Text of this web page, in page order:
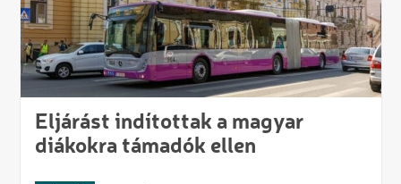
Eljárást indítottak a magyar
diákokra támadók ellen